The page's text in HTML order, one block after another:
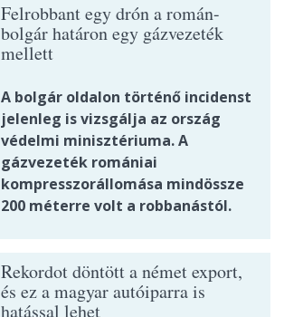
Felrobbant egy drón a román-
bolgár határon egy gázvezeték
mellett
A bolgár oldalon történő incidenst
jelenleg is vizsgálja az ország
védelmi minisztériuma. A
gázvezeték romániai
kompresszorállomása mindössze
200 méterre volt a robbanástól.
Rekordot döntött a német export,
és ez a magyar autóiparra is
hatással lehet